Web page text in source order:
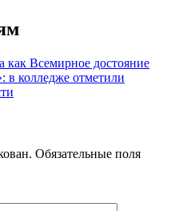
Всемирное достояние
колледже отметили
Обязательные поля